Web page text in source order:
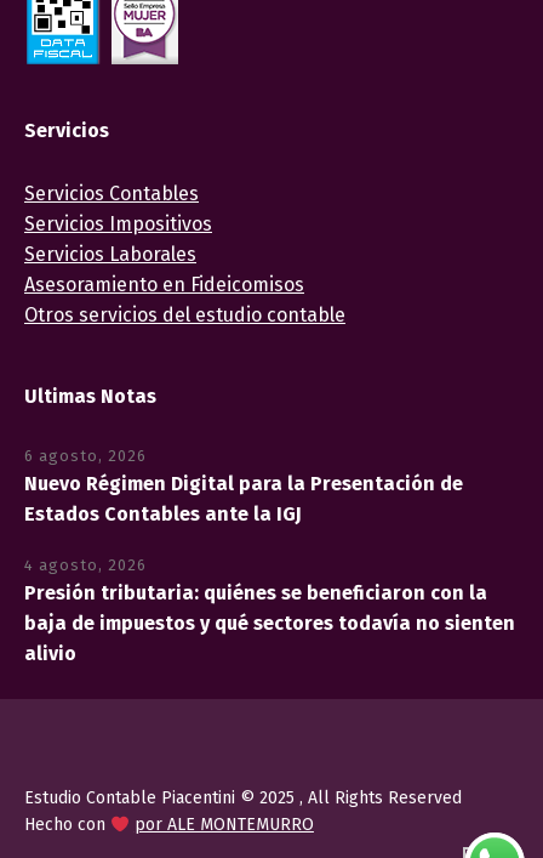
Servicios
Servicios Contables
Servicios Impositivos
Servicios Laborales
Asesoramiento en Fideicomisos
Otros servicios del estudio contable
Ultimas Notas
6 agosto, 2026
Nuevo Régimen Digital para la Presentación de
Estados Contables ante la IGJ
4 agosto, 2026
Presión tributaria: quiénes se beneficiaron con la
baja de impuestos y qué sectores todavía no sienten
alivio
Estudio Contable Piacentini © 2025 , All Rights Reserved
Hecho con
por ALE MONTEMURRO